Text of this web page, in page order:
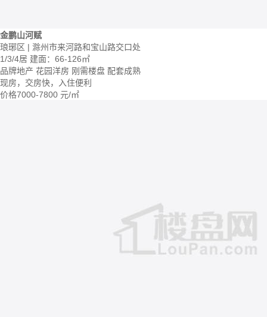
金鹏山河赋
琅琊区 | 滁州市来河路和宝山路交口处
1/3/4居 建面：66-126㎡
品牌地产 花园洋房 刚需楼盘 配套成熟
现房，交房快，入住便利
价格7000-7800 元/㎡